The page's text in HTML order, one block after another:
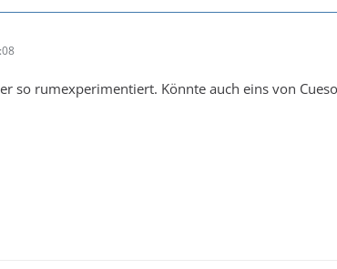
so rumexperimentiert. Könnte auch eins von